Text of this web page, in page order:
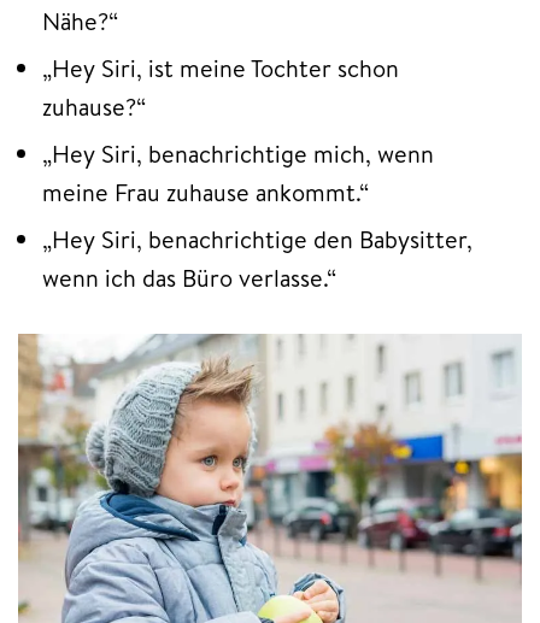
Nähe?“
„Hey Siri, ist meine Tochter schon
zuhause?“
„Hey Siri, benachrichtige mich, wenn
meine Frau zuhause ankommt.“
„Hey Siri, benachrichtige den Babysitter,
wenn ich das Büro verlasse.“